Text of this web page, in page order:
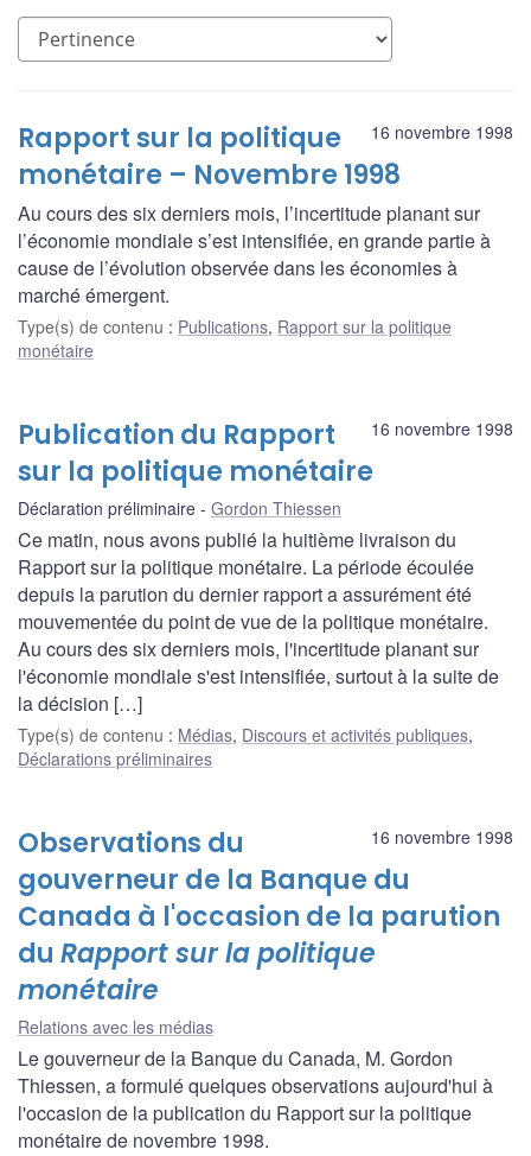
16 novembre 1998
Rapport sur la politique
monétaire – Novembre 1998
Au cours des six derniers mois, l’incertitude planant sur
l’économie mondiale s’est intensifiée, en grande partie à
cause de l’évolution observée dans les économies à
marché émergent.
Type(s) de contenu : Publications, Rapport sur la politique
monétaire
16 novembre 1998
Publication du Rapport
sur la politique monétaire
Déclaration préliminaire Gordon Thiessen
Ce matin, nous avons publié la huitième livraison du
Rapport sur la politique monétaire. La période écoulée
depuis la parution du dernier rapport a assurément été
mouvementée du point de vue de la politique monétaire.
Au cours des six derniers mois, l'incertitude planant sur
l'économie mondiale s'est intensifiée, surtout à la suite de
la décision […]
Type(s) de contenu : Médias, Discours et activités publiques,
Déclarations préliminaires
16 novembre 1998
Observations du
gouverneur de la Banque du
Canada à l'occasion de la parution
du Rapport sur la politique
monétaire
Relations avec les médias
Le gouverneur de la Banque du Canada, M. Gordon
Thiessen, a formulé quelques observations aujourd'hui à
l'occasion de la publication du Rapport sur la politique
monétaire de novembre 1998.